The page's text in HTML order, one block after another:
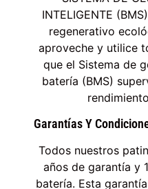
INTELIGENTE
regenerativo
aproveche y utilice
que el Sistema de
batería (BMS)
Garantías Y
Todos nuestros
años de garantía y
batería. Esta